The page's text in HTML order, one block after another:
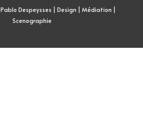
Pablo Despeysses | Design | Médiation |
Scenographie